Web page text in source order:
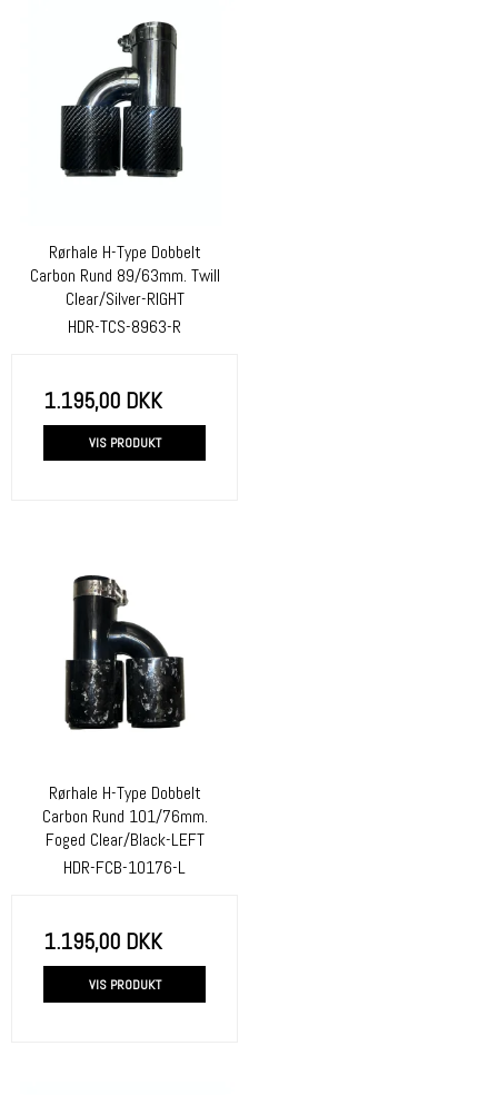
Rørhale H-Type Dobbelt
Carbon Rund 89/63mm. Twill
Clear/Silver-RIGHT
HDR-TCS-8963-R
1.195,00 DKK
VIS PRODUKT
Rørhale H-Type Dobbelt
Carbon Rund 101/76mm.
Foged Clear/Black-LEFT
HDR-FCB-10176-L
1.195,00 DKK
VIS PRODUKT